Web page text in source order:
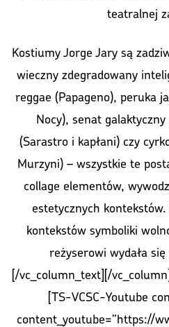
teatralnej
Kostiumy Jorge Jary są
wieczny zdegradowany
reggae (Papageno), peruka
Nocy), senat
(Sarastro i kapłani) czy
Murzyni) – wszystkie te
collage elementów,
estetycznych
kontekstów symboliki
reżyserowi wydała
[/vc_column_text][/
[TS-VCSC-Youtube
content_youtube=”https://